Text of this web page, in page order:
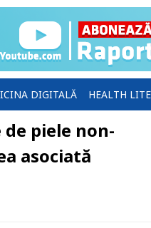
DIGITALĂ HEALTH
piele non-
asociată